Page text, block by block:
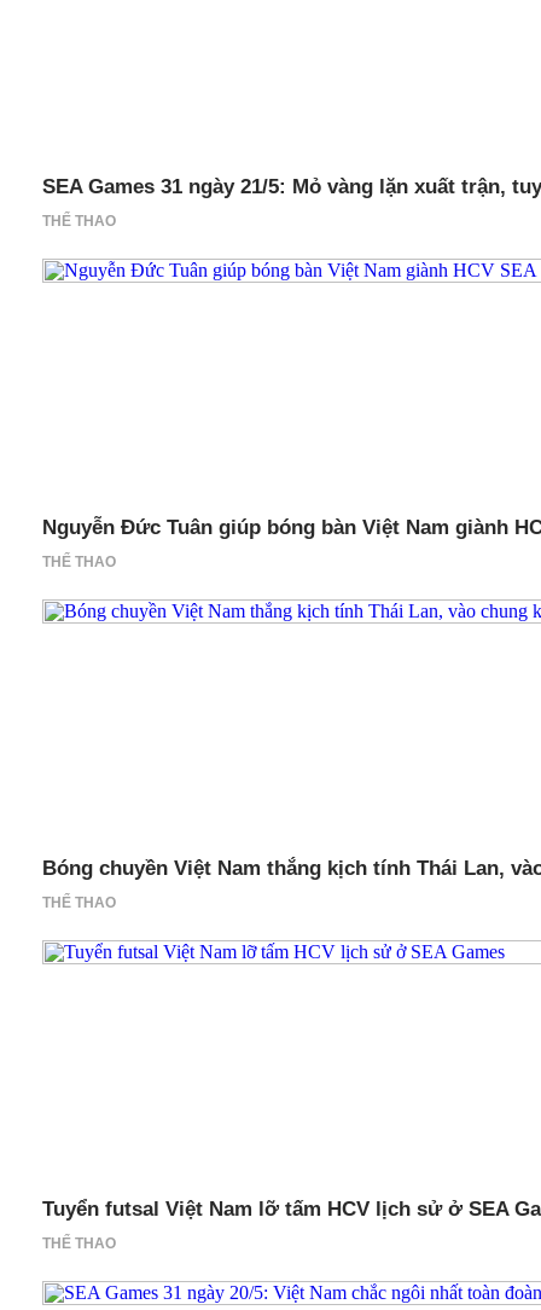
THỂ THAO
SEA Games 31 ngày 21/5: Mỏ vàng lặn xuất trận,
THỂ THAO
Nguyễn Đức Tuân giúp bóng bàn Việt Nam giành
THỂ THAO
Bóng chuyền Việt Nam thắng kịch tính Thái Lan,
THỂ THAO
Tuyển futsal Việt Nam lỡ tấm HCV lịch sử ở SEA